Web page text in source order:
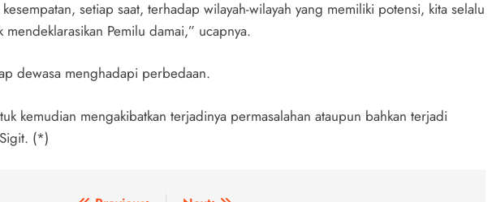
setiap saat, terhadap wilayah-wilayah yang memiliki potensi, kita selalu
mendeklarasikan Pemilu damai,” ucapnya.
dewasa menghadapi perbedaan.
kemudian mengakibatkan terjadinya permasalahan ataupun bahkan terjadi
(*)